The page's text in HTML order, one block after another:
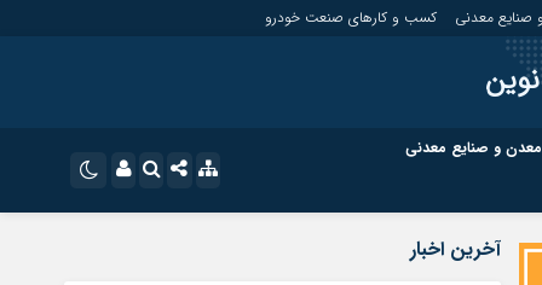
معدنی کسب و کارهای صنعت خودرو
و صنایع معدنی
آخرین اخبار